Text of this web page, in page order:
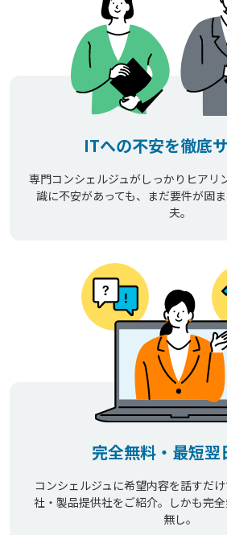
ITへの不安を徹底
専門コンシェルジュがしっかりヒアリ
識に不安があっても、まだ要件が固
夫。
完全無料・最短翌
コンシェルジュに希望内容を話すだ
社・製品提供社をご紹介。しかも完
無し。